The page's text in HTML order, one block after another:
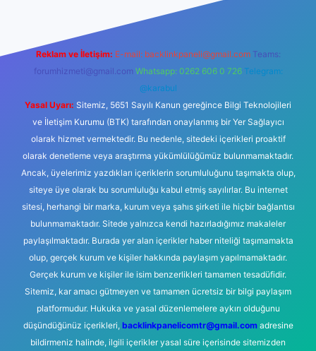
Reklam ve İletişim: E-mail: backlinkpaneli@gmail.com Teams:
forumhizmeti@gmail.com Whatsapp: 0262 606 0 726 Telegram:
@karabul
Yasal Uyarı: Sitemiz, 5651 Sayılı Kanun gereğince Bilgi Teknolojileri
ve İletişim Kurumu (BTK) tarafından onaylanmış bir Yer Sağlayıcı
olarak hizmet vermektedir. Bu nedenle, sitedeki içerikleri proaktif
olarak denetleme veya araştırma yükümlülüğümüz bulunmamaktadır.
Ancak, üyelerimiz yazdıkları içeriklerin sorumluluğunu taşımakta olup,
siteye üye olarak bu sorumluluğu kabul etmiş sayılırlar. Bu internet
sitesi, herhangi bir marka, kurum veya şahıs şirketi ile hiçbir bağlantısı
bulunmamaktadır. Sitede yalnızca kendi hazırladığımız makaleler
paylaşılmaktadır. Burada yer alan içerikler haber niteliği taşımamakta
olup, gerçek kurum ve kişiler hakkında paylaşım yapılmamaktadır.
Gerçek kurum ve kişiler ile isim benzerlikleri tamamen tesadüfidir.
Sitemiz, kar amacı gütmeyen ve tamamen ücretsiz bir bilgi paylaşım
platformudur. Hukuka ve yasal düzenlemelere aykırı olduğunu
düşündüğünüz içerikleri, backlinkpanelicomtr@gmail.comadresine
bildirmeniz halinde, ilgili içerikler yasal süre içerisinde sitemizden